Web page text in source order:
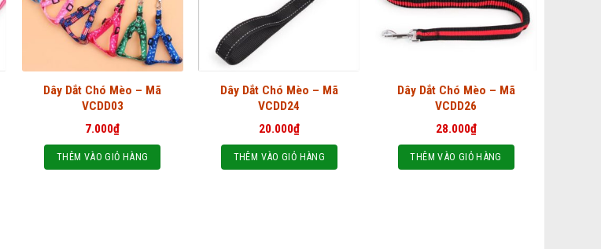
Dây Dắt Chó Mèo – Mã
VCDD03
7.000₫
THÊM VÀO GIỎ HÀNG
Dây Dắt Chó Mèo – Mã
VCDD24
20.000₫
THÊM VÀO GIỎ HÀNG
Dây Dắt Chó Mèo – Mã
VCDD26
28.000₫
THÊM VÀO GIỎ HÀNG